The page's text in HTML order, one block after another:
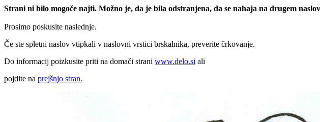
Strani ni bilo mogoče najti. Možno je, da je bila odstranjena, da se nahaja na drugem
Prosimo poskusite naslednje.
Če ste spletni naslov vtipkali v naslovni vrstici brskalnika, preverite črkovanje.
Do informacij poizkusite priti na domači strani www.delo.si ali
pojdite na prejšnjo stran.